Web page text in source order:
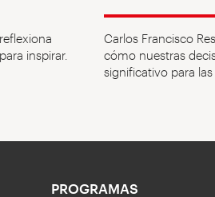
inspirar.
Carlos Francisco
cómo nuestras
significativo para
PROGRAMAS